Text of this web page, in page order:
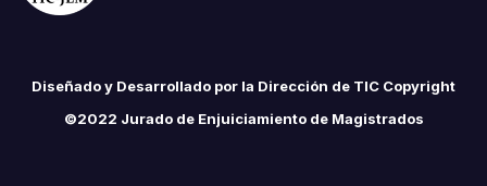
Diseñado y Desarrollado por la Dirección de TIC Copyright
©2022 Jurado de Enjuiciamiento de Magistrados